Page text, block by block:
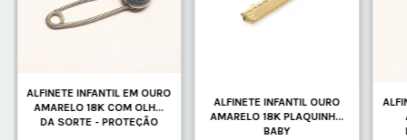
ALFINETE INFANTIL EM OURO
AMARELO 18K COM OLHO
DA SORTE - PROTEÇÃO
ALFINETE INFANTIL OURO
AMARELO 18K PLAQUINHA
BABY